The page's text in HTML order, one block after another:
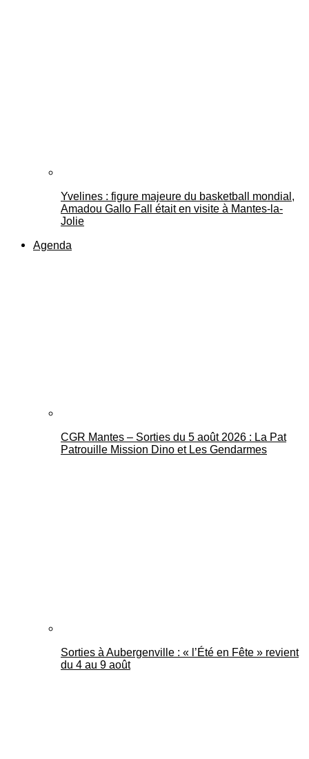
Yvelines : figure majeure du basketball mondial,
Amadou Gallo Fall était en visite à Mantes-la-
Jolie
Agenda
CGR Mantes – Sorties du 5 août 2026 : La Pat
Patrouille Mission Dino et Les Gendarmes
Sorties à Aubergenville : « l’Été en Fête » revient
du 4 au 9 août